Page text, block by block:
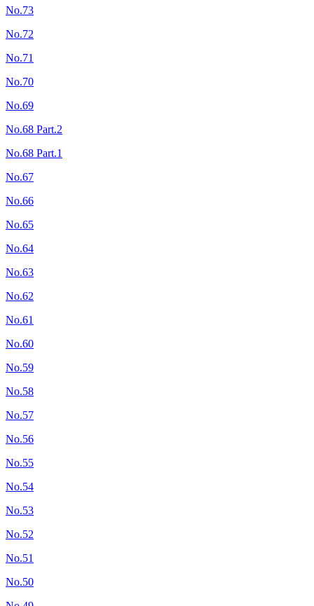
No.73
No.72
No.71
No.70
No.69
No.68 Part.2
No.68 Part.1
No.67
No.66
No.65
No.64
No.63
No.62
No.61
No.60
No.59
No.58
No.57
No.56
No.55
No.54
No.53
No.52
No.51
No.50